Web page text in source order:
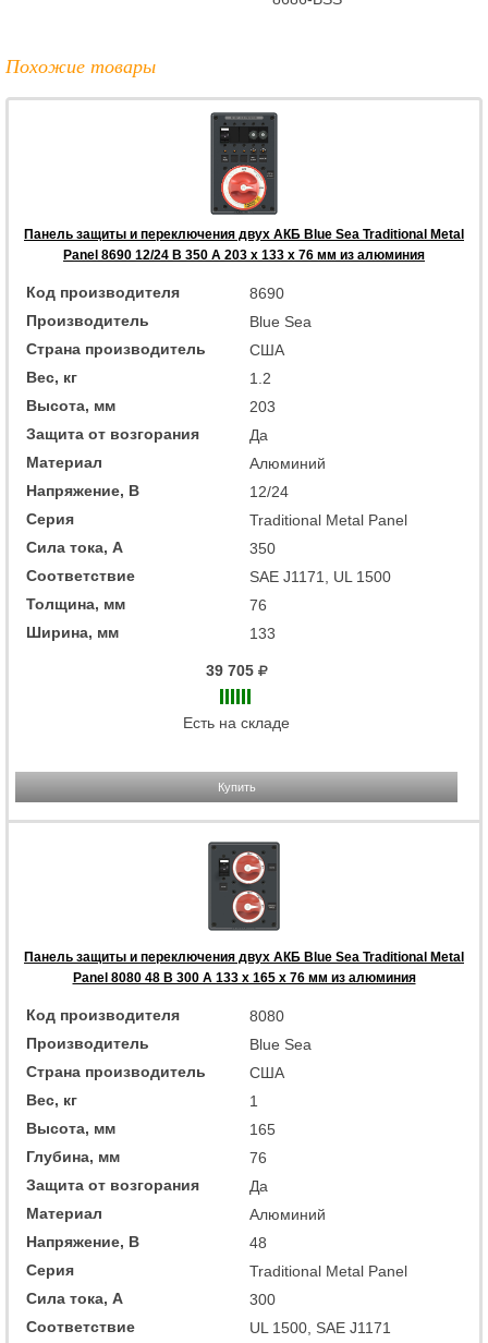
Похожие товары
Панель защиты и переключения двух АКБ Blue Sea Traditional Metal
Panel 8690 12/24 В 350 А 203 x 133 x 76 мм из алюминия
Код производителя
8690
Производитель
Blue Sea
Страна производитель
США
Вес, кг
1.2
Высота, мм
203
Защита от возгорания
Да
Материал
Алюминий
Напряжение, В
12/24
Серия
Traditional Metal Panel
Сила тока, А
350
Соответствие
SAE J1171, UL 1500
Толщина, мм
76
Ширина, мм
133
39 705
Есть на складе
Купить
Панель защиты и переключения двух АКБ Blue Sea Traditional Metal
Panel 8080 48 В 300 А 133 x 165 x 76 мм из алюминия
Код производителя
8080
Производитель
Blue Sea
Страна производитель
США
Вес, кг
1
Высота, мм
165
Глубина, мм
76
Защита от возгорания
Да
Материал
Алюминий
Напряжение, В
48
Серия
Traditional Metal Panel
Сила тока, А
300
Соответствие
UL 1500, SAE J1171